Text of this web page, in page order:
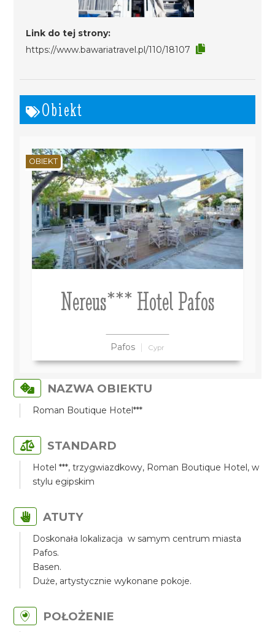
Link do tej strony:
https://www.bawariatravel.pl/110/18107
Obiekt
Nereus*** Hotel Pafos
Pafos Cypr
OBIEKT
NAZWA OBIEKTU
Roman Boutique Hotel***
STANDARD
Hotel ***, trzygwiazdkowy, Roman Boutique Hotel, w
stylu egipskim
ATUTY
Doskonała lokalizacja w samym centrum miasta
Pafos.
Basen.
Duże, artystycznie wykonane pokoje.
POŁOŻENIE